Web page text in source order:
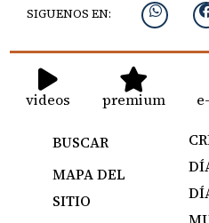
SIGUENOS EN:
videos premium
BUSCAR
MAPA DEL
SITIO